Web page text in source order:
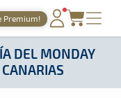
desde 1999
Premium!
PORTADA
ONLINE
del Monday Test
DEL MONDAY